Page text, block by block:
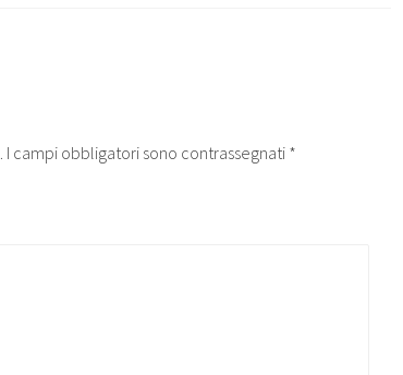
I campi obbligatori sono contrassegnati *